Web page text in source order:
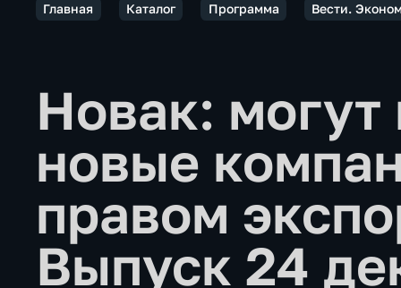
Главная Каталог Программа Вести.
Новак: могут
новые
правом
Выпуск 24